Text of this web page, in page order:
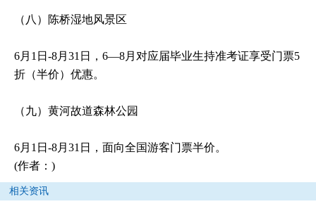
（八）陈桥湿地风景区
6月1日-8月31日，6—8月对应届毕业生持准考证享受门票5
折（半价）优惠。
（九）黄河故道森林公园
6月1日-8月31日，面向全国游客门票半价。
(作者：)
相关资讯